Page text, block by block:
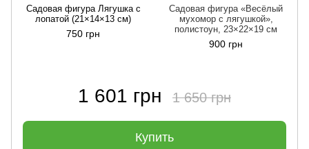
Садовая фигура Лягушка с
лопатой (21×14×13 см)
750 грн
Садовая фигура «Весёлый
мухомор с лягушкой»,
полистоун, 23×22×19 см
900 грн
1 601 грн 1 650 грн
Купить